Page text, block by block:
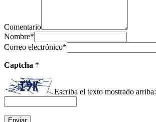
Comentario
Nombre*
Correo electrónico*
Captcha *
Escriba el texto mostrado arriba: